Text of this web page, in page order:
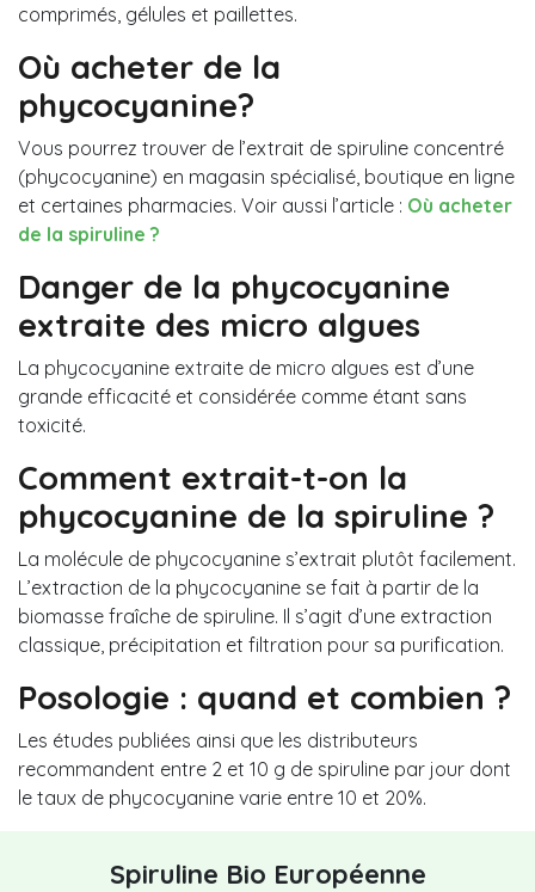
comprimés, gélules et paillettes.
Où acheter de la
phycocyanine?
Vous pourrez trouver de l’extrait de spiruline concentré
(phycocyanine) en magasin spécialisé, boutique en ligne
et certaines pharmacies. Voir aussi l’article : Où acheter
de la spiruline ?
Danger de la phycocyanine
extraite des micro algues
La phycocyanine extraite de micro algues est d’une
grande efficacité et considérée comme étant sans
toxicité.
Comment extrait-t-on la
phycocyanine de la spiruline ?
La molécule de phycocyanine s’extrait plutôt facilement.
L’extraction de la phycocyanine se fait à partir de la
biomasse fraîche de spiruline. Il s’agit d’une extraction
classique, précipitation et filtration pour sa purification.
Posologie : quand et combien ?
Les études publiées ainsi que les distributeurs
recommandent entre 2 et 10 g de spiruline par jour dont
le taux de phycocyanine varie entre 10 et 20%.
Spiruline Bio Européenne